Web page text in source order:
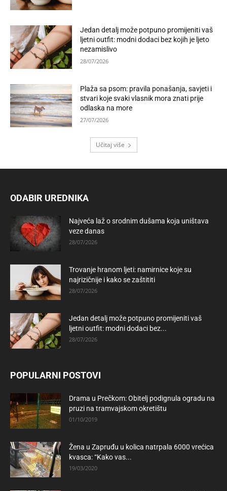
Jedan detalj može potpuno promijeniti vaš
ljetni outfit: modni dodaci bez kojih je ljeto
nezamislivo
28/07/2026
Plaža sa psom: pravila ponašanja, savjeti i
stvari koje svaki vlasnik mora znati prije
odlaska na more
27/07/2026
Učitaj više
ODABIR UREDNIKA
Najveća laž o srodnim dušama koja uništava
veze danas
28/07/2026
Trovanje hranom ljeti: namirnice koje su
najrizičnije i kako se zaštititi
28/07/2026
Jedan detalj može potpuno promijeniti vaš
ljetni outfit: modni dodaci bez...
28/07/2026
POPULARNI POSTOVI
Drama u Prečkom: Obitelj podignula ogradu na
pruzi na tramvajskom okretištu
01/10/2019
Žena u Zapruđu u kolica natrpala 6000 vrećica
kvasca: “Kako vas...
19/03/2020